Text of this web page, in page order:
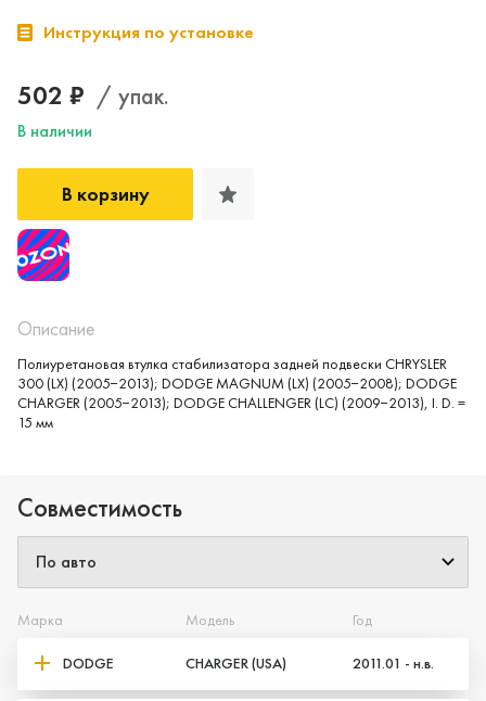
Да, верно Нет, выбрать другой
Инструкция по установке
502 ₽ / упак.
В наличии
В корзину
Описание
Полиуретановая втулка стабилизатора задней подвески CHRYSLER
300 (LX) (2005−2013); DODGE MAGNUM (LX) (2005−2008); DODGE
CHARGER (2005−2013); DODGE CHALLENGER (LC) (2009−2013), I. D. =
15 мм
Совместимость
Марка Модель Год
DODGE CHARGER (USA) 2011.01 - н.в.